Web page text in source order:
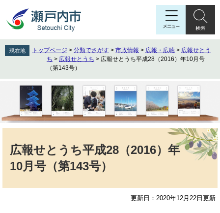
先
頭
す
を
飛
し
へ
現在地 トップページ > 分類でさがす > 市政情報 > 広報・広聴 > 広報せとう
ち > 広報せとうち > 広報せとうち平成28（2016）年10月号
（第143号）
広報せとうち平成28（2016）年
10月号（第143号）
更新日：2020年12月22日更新